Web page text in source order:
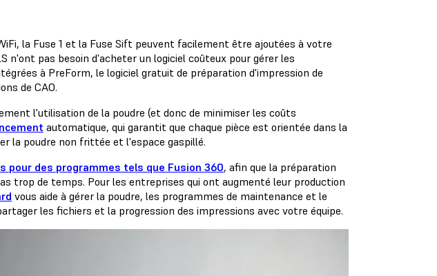
la Fuse 1 et la Fuse Sift peuvent facilement être ajoutées à votre
n'ont pas besoin d'acheter un logiciel coûteux pour gérer les
à PreForm, le logiciel gratuit de préparation d'impression de
de CAO.
l'utilisation de la poudre (et donc de minimiser les coûts
automatique, qui garantit que chaque pièce est orientée dans la
la poudre non frittée et l'espace gaspillé.
pour des programmes tels que Fusion 360, afin que la préparation
trop de temps. Pour les entreprises qui ont augmenté leur production
vous aide à gérer la poudre, les programmes de maintenance et le
les fichiers et la progression des impressions avec votre équipe.